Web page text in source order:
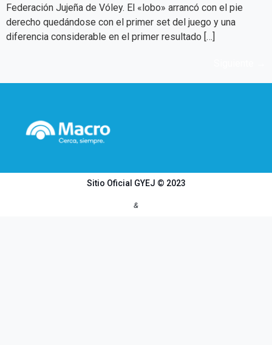
Federación Jujeña de Vóley. El «lobo» arrancó con el pie
derecho quedándose con el primer set del juego y una
diferencia considerable en el primer resultado […]
Sitio Oficial GYEJ © 2023
&